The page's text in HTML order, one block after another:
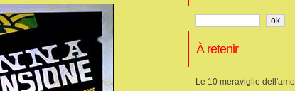
À retenir
Le 10 meraviglie